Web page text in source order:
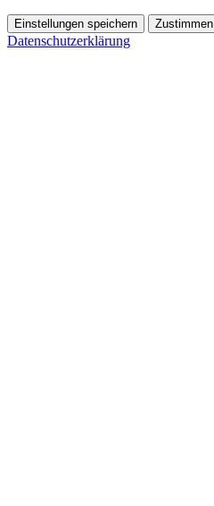
Einstellungen speichern Zustimmen
Datenschutzerklärung